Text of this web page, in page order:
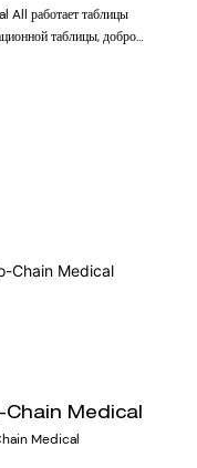
работает таблицы
таблицы, добро
Chain Medical
Medical